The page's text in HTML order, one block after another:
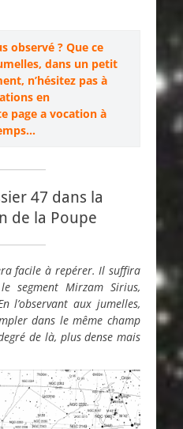
observé ? Que ce
dans un petit
n’hésitez pas à
en
page a vocation à
47 dans la
de la Poupe
facile à repérer. Il suffira
segment Mirzam Sirius,
l’observant aux jumelles,
dans le même champ
de là, plus dense mais